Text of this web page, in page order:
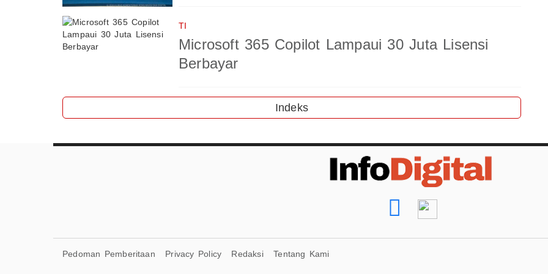
TI
Microsoft 365 Copilot Lampaui 30 Juta Lisensi
Berbayar
Indeks
Pedoman Pemberitaan Privacy Policy Redaksi Tentang Kami